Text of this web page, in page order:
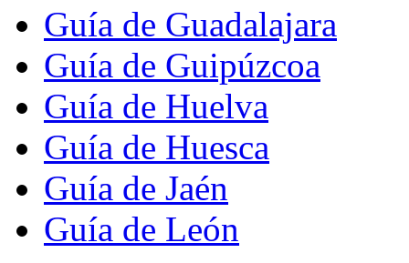
Guía de Guadalajara
Guía de Guipúzcoa
Guía de Huelva
Guía de Huesca
Guía de Jaén
Guía de León